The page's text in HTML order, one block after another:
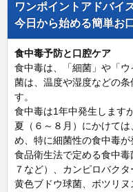
ワンポイントアドバイ
今日から始める簡単お
食中毒予防と口腔ケア
食中毒は、「細菌」や「
菌は、温度や湿度などの
す。
食中毒は1年中発生します
夏（６～８月）にかけて
め、特に細菌性の食中毒が
食品衛生法で定める食中
７など）、カンピロバク
黄色ブドウ球菌、ボツリヌ